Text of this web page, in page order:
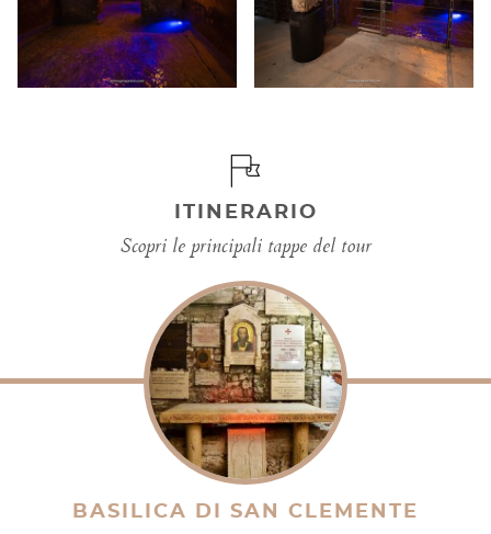
ITINERARIO
Scopri le principali tappe del tour
BASILICA DI SAN CLEMENTE